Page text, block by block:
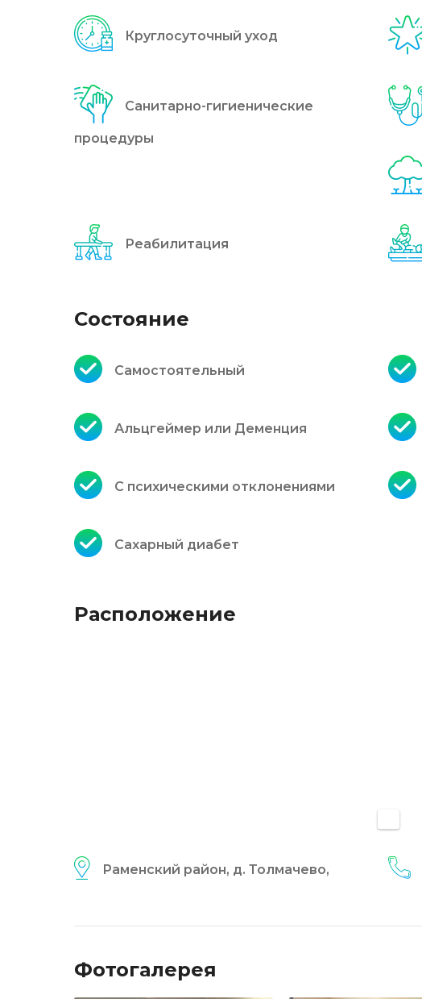
Круглосуточный уход
Санитарно-гигиенические
процедуры
Реабилитация
Состояние
Самостоятельный
Альцгеймер или Деменция
С психическими отклонениями
Сахарный диабет
Расположение
Раменский район, д. Толмачево,
Фотогалерея